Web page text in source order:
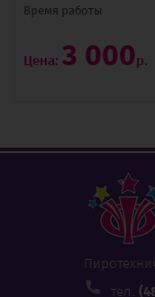
Время pаботы
Цена: 3 000р.
тел.